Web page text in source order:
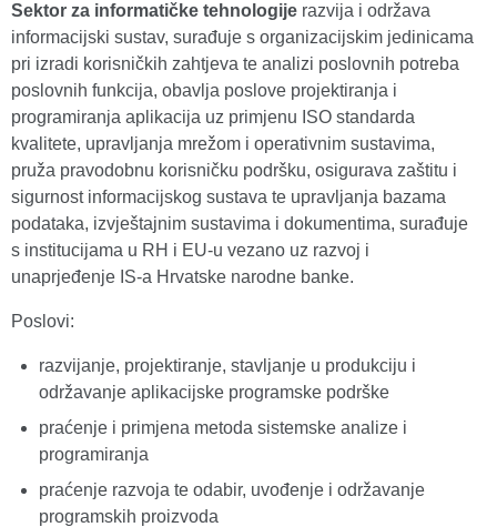
Sektor za informatičke tehnologije razvija i održava
informacijski sustav, surađuje s organizacijskim jedinicama
pri izradi korisničkih zahtjeva te analizi poslovnih potreba
poslovnih funkcija, obavlja poslove projektiranja i
programiranja aplikacija uz primjenu ISO standarda
kvalitete, upravljanja mrežom i operativnim sustavima,
pruža pravodobnu korisničku podršku, osigurava zaštitu i
sigurnost informacijskog sustava te upravljanja bazama
podataka, izvještajnim sustavima i dokumentima, surađuje
s institucijama u RH i EU-u vezano uz razvoj i
unaprjeđenje IS-a Hrvatske narodne banke.
Poslovi:
razvijanje, projektiranje, stavljanje u produkciju i
održavanje aplikacijske programske podrške
praćenje i primjena metoda sistemske analize i
programiranja
praćenje razvoja te odabir, uvođenje i održavanje
programskih proizvoda